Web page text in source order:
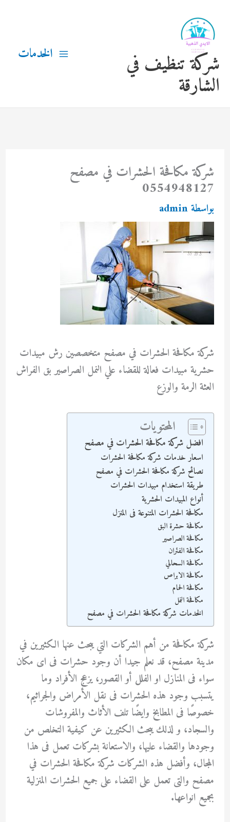
المحتوى
شركة تنظيف في
الشارقة
الخدمات
شركة مكافحة الحشرات في مصفح
0554948127
بواسطةadmin
شركة مكافحة الحشرات في مصفح متخصصين رش مبيدات
حشرية مبيدات فعالة للقضاء علي النمل الصراصير بق الفراش
العثة الرمة والوزع
المحتويات
افضل شركة مكافحة الحشرات في مصفح
اسعار خدمات شركة مكافحة الحشرات
نصائح شركة مكافحة الحشرات في مصفح
طريقة استخدام مبيدات الحشرات
أنواع المبيدات الحشرية
مكافحة الحشرات المتنوعة فى المنزل
مكافحة حشرة البق
مكافحة الصراصير
مكافحة الفئران
مكافحة السحالي
مكافحة الابراص
مكافحة الحمام
مكافحة النمل
الخدمات شركة مكافحة الحشرات في مصفح
شركة مكافحة من أهم الشركات التي يبحث عنها الكثيرين في
مدينة مصفح، قد نعلم جيدا أن وجود حشرات فى اى مكان
سواء فى المنازل او الفلل أو القصور، يزعج الأفراد وما
يتسبب وجود هذه الحشرات فى نقل الأمراض والجراثيم،
خصوصًا فى المطابخ وايضًا تلف الأثاث والمفروشات
والسجاد، و لذلك يبحث الكثيرين عن كيفية التخلص من
وجودها والقضاء عليها، والاستعانة بشركات تعمل فى هذا
المجال، وأفضل هذه الشركات شركة مكافحة الحشرات في
مصفح والتى تعمل على القضاء على جميع الحشرات المنزلية
بجميع انواعها.